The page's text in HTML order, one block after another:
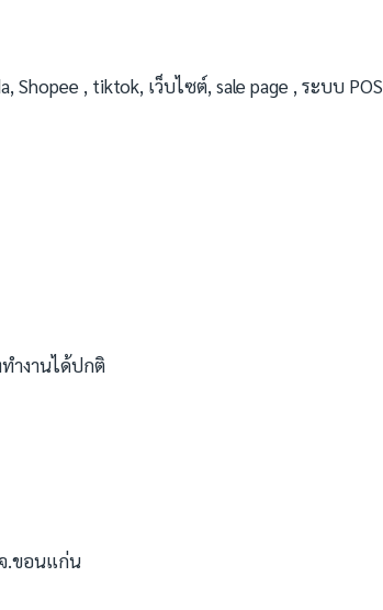
, tiktok, เว็บไซต์, sale page , ระบบ POS
ำงานได้ปกติ
.ขอนแก่น